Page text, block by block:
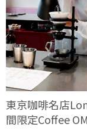
東京咖啡名店
間限定Coffee